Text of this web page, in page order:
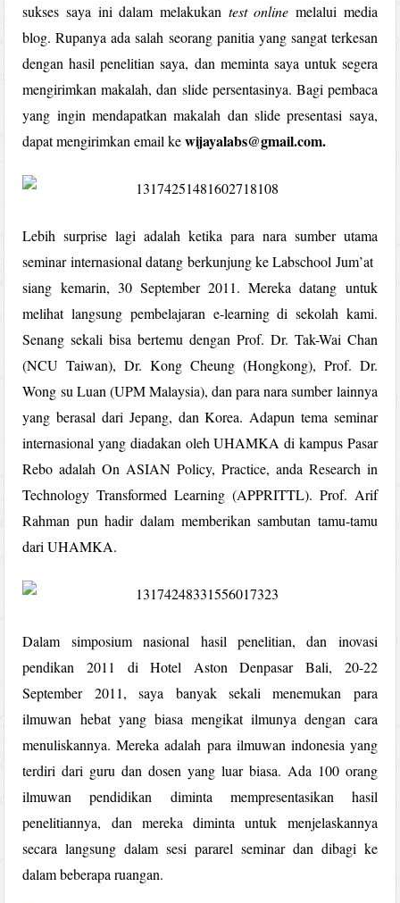
sukses saya ini dalam melakukan test online melalui media
blog. Rupanya ada salah seorang panitia yang sangat terkesan
dengan hasil penelitian saya, dan meminta saya untuk segera
mengirimkan makalah, dan slide persentasinya. Bagi pembaca
yang ingin mendapatkan makalah dan slide presentasi saya,
dapat mengirimkan email kewijayalabs@gmail.com.
Lebih surprise lagi adalah ketika para nara sumber utama
seminar internasional datang berkunjung ke Labschool Jum’at
siang kemarin, 30 September 2011. Mereka datang untuk
melihat langsung pembelajaran e-learning di sekolah kami.
Senang sekali bisa bertemu dengan Prof. Dr. Tak-Wai Chan
(NCU Taiwan), Dr. Kong Cheung (Hongkong), Prof. Dr.
Wong su Luan (UPM Malaysia), dan para nara sumber lainnya
yang berasal dari Jepang, dan Korea. Adapun tema seminar
internasional yang diadakan oleh UHAMKA di kampus Pasar
Rebo adalah On ASIAN Policy, Practice, anda Research in
Technology Transformed Learning (APPRITTL). Prof. Arif
Rahman pun hadir dalam memberikan sambutan tamu-tamu
dari UHAMKA.
Dalam simposium nasional hasil penelitian, dan inovasi
pendikan 2011 di Hotel Aston Denpasar Bali, 20-22
September 2011, saya banyak sekali menemukan para
ilmuwan hebat yang biasa mengikat ilmunya dengan cara
menuliskannya. Mereka adalah para ilmuwan indonesia yang
terdiri dari guru dan dosen yang luar biasa. Ada 100 orang
ilmuwan pendidikan diminta mempresentasikan hasil
penelitiannya, dan mereka diminta untuk menjelaskannya
secara langsung dalam sesi pararel seminar dan dibagi ke
dalam beberapa ruangan.